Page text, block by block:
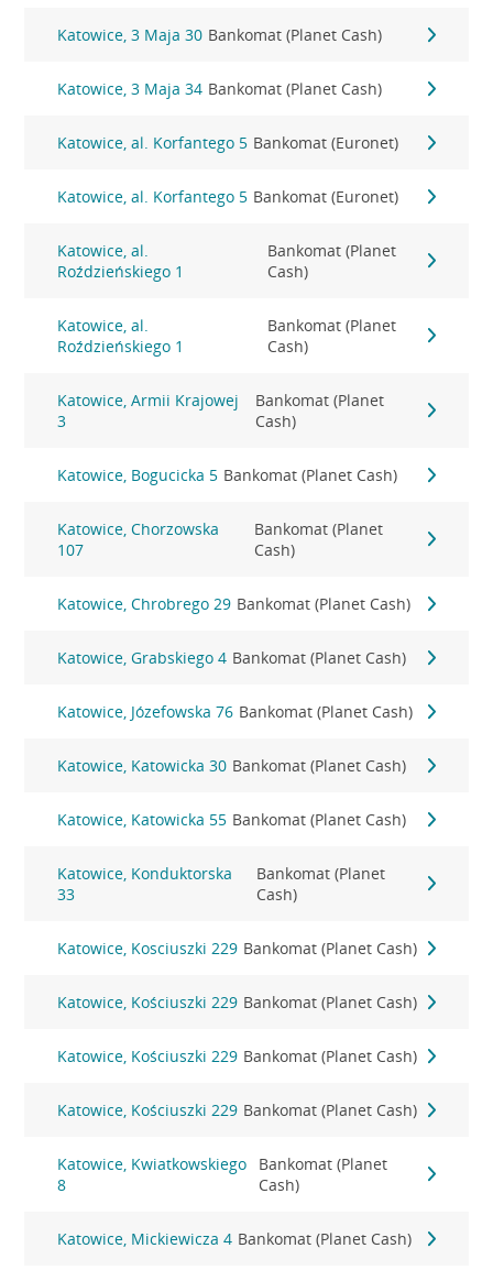
Katowice, 3 Maja 30 Bankomat (Planet Cash)
Katowice, 3 Maja 34 Bankomat (Planet Cash)
Katowice, al. Korfantego 5 Bankomat (Euronet)
Katowice, al. Korfantego 5 Bankomat (Euronet)
Katowice, al.
Roździeńskiego 1
Bankomat (Planet
Cash)
Katowice, al.
Roździeńskiego 1
Bankomat (Planet
Cash)
Katowice, Armii Krajowej
3
Bankomat (Planet
Cash)
Katowice, Bogucicka 5 Bankomat (Planet Cash)
Katowice, Chorzowska
107
Bankomat (Planet
Cash)
Katowice, Chrobrego 29 Bankomat (Planet Cash)
Katowice, Grabskiego 4 Bankomat (Planet Cash)
Katowice, Józefowska 76 Bankomat (Planet Cash)
Katowice, Katowicka 30 Bankomat (Planet Cash)
Katowice, Katowicka 55 Bankomat (Planet Cash)
Katowice, Konduktorska
33
Bankomat (Planet
Cash)
Katowice, Kosciuszki 229 Bankomat (Planet Cash)
Katowice, Kościuszki 229 Bankomat (Planet Cash)
Katowice, Kościuszki 229 Bankomat (Planet Cash)
Katowice, Kościuszki 229 Bankomat (Planet Cash)
Katowice, Kwiatkowskiego
8
Bankomat (Planet
Cash)
Katowice, Mickiewicza 4 Bankomat (Planet Cash)